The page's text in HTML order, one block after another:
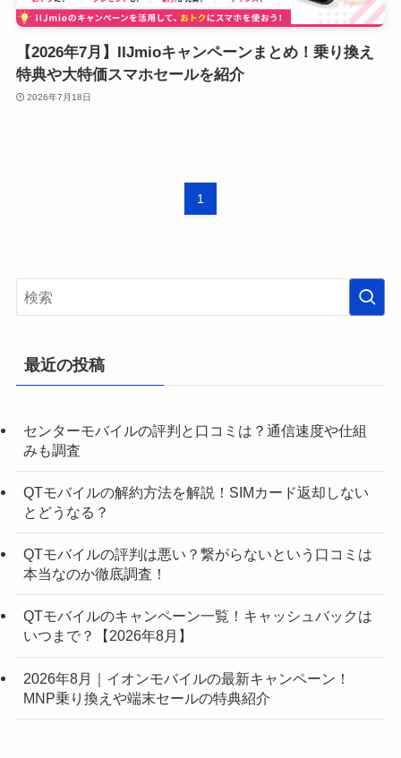
【2026年7月】IIJmioキャンペーンまとめ！乗り換え
特典や大特価スマホセールを紹介
2026年7月18日
1
最近の投稿
センターモバイルの評判と口コミは？通信速度や仕組
みも調査
QTモバイルの解約方法を解説！SIMカード返却しない
とどうなる？
QTモバイルの評判は悪い？繋がらないという口コミは
本当なのか徹底調査！
QTモバイルのキャンペーン一覧！キャッシュバックは
いつまで？【2026年8月】
2026年8月｜イオンモバイルの最新キャンペーン！
MNP乗り換えや端末セールの特典紹介